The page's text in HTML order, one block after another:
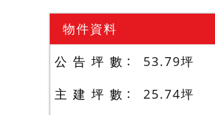
物件資料
公 告 坪 數
53.79坪
主 建 坪 數
25.74坪